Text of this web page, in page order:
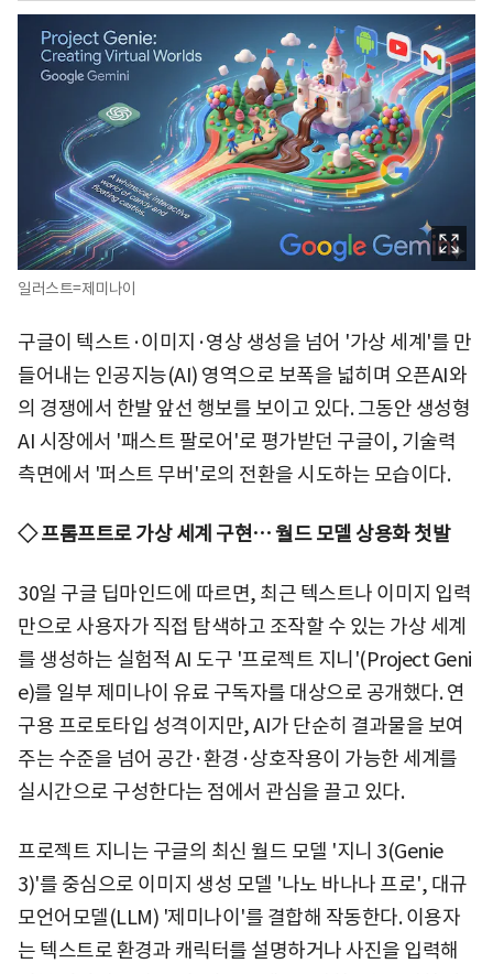
일러스트=제미나이
구글이 텍스트·이미지·영상 생성을 넘어 '가상 세계'를 만
들어내는 인공지능(AI) 영역으로 보폭을 넓히며 오픈AI와
의 경쟁에서 한발 앞선 행보를 보이고 있다. 그동안 생성형
AI 시장에서 '패스트 팔로어'로 평가받던 구글이, 기술력
측면에서 '퍼스트 무버'로의 전환을 시도하는 모습이다.
◇ 프롬프트로 가상 세계 구현… 월드 모델 상용화 첫발
30일 구글 딥마인드에 따르면, 최근 텍스트나 이미지 입력
만으로 사용자가 직접 탐색하고 조작할 수 있는 가상 세계
를 생성하는 실험적 AI 도구 '프로젝트 지니'(Project Geni
e)를 일부 제미나이 유료 구독자를 대상으로 공개했다. 연
구용 프로토타입 성격이지만, AI가 단순히 결과물을 보여
주는 수준을 넘어 공간·환경·상호작용이 가능한 세계를
실시간으로 구성한다는 점에서 관심을 끌고 있다.
프로젝트 지니는 구글의 최신 월드 모델 '지니 3(Genie
3)'를 중심으로 이미지 생성 모델 '나노 바나나 프로', 대규
모언어모델(LLM) '제미나이'를 결합해 작동한다. 이용자
는 텍스트로 환경과 캐릭터를 설명하거나 사진을 입력해